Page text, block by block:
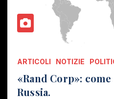
ARTICOLI NOTIZIE
«Rand Corp»:
Russia.